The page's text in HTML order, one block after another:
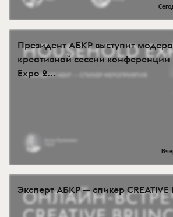
Президент АБКР выступит
креативной сессии
Expo 2...
Эксперт АБКР — спикер CREATIVE